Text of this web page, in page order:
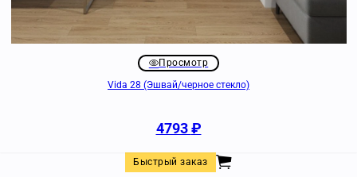
Просмотр
Vida 28 (Эшвай/черное стекло)
4793₽
Быстрый заказ